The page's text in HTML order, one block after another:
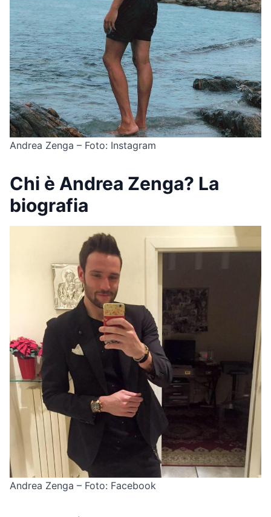
Andrea Zenga – Foto: Instagram
Chi è Andrea Zenga? La
biografia
Andrea Zenga – Foto: Facebook